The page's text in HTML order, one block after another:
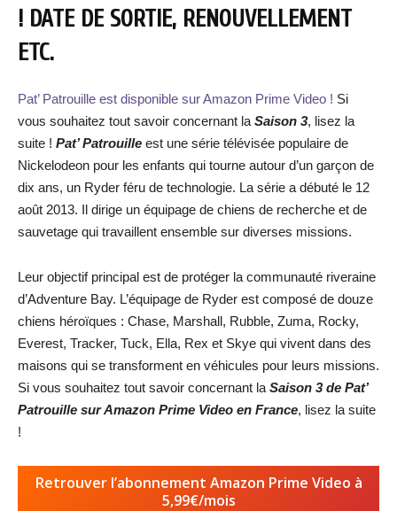
! DATE DE SORTIE, RENOUVELLEMENT
ETC.
Pat’ Patrouille est disponible sur Amazon Prime Video ! Si
vous souhaitez tout savoir concernant la Saison 3, lisez la
suite ! Pat’ Patrouille est une série télévisée populaire de
Nickelodeon pour les enfants qui tourne autour d’un garçon de
dix ans, un Ryder féru de technologie. La série a débuté le 12
août 2013. Il dirige un équipage de chiens de recherche et de
sauvetage qui travaillent ensemble sur diverses missions.
Leur objectif principal est de protéger la communauté riveraine
d’Adventure Bay. L’équipage de Ryder est composé de douze
chiens héroïques : Chase, Marshall, Rubble, Zuma, Rocky,
Everest, Tracker, Tuck, Ella, Rex et Skye qui vivent dans des
maisons qui se transforment en véhicules pour leurs missions.
Si vous souhaitez tout savoir concernant la Saison 3 de Pat’
Patrouille sur Amazon Prime Video en France, lisez la suite
!
Retrouver l’abonnement Amazon Prime Video à
5,99€/mois